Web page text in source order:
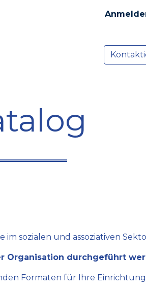
NEWS
sozialen und assoziativen
Organisation durchgeführt
Formaten für Ihre